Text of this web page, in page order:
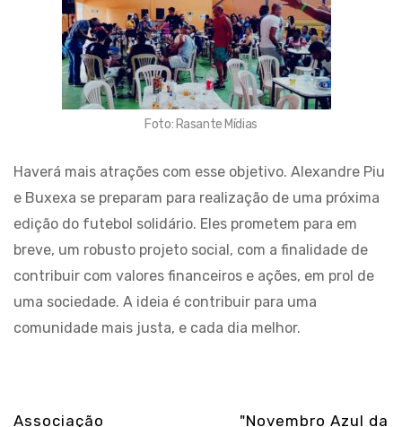
Foto: Rasante Mídias
Haverá mais atrações com esse objetivo. Alexandre Piu
e Buxexa se preparam para realização de uma próxima
edição do futebol solidário. Eles prometem para em
breve, um robusto projeto social, com a finalidade de
contribuir com valores financeiros e ações, em prol de
uma sociedade. A ideia é contribuir para uma
comunidade mais justa, e cada dia melhor.
Associação
"Novembro Azul da